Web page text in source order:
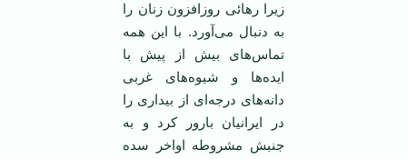
زیرا رهائی روزافزون زنان را
به دنبال می‌آورد. با این همه
تماس‌های بیش از پیش با
ایده‌ها و شیوه‌های غربی
دانه‌های درجه‌ای از بیداری را
در ایرانیان بارور کرد و به
جنبش مشروطه اواخر سده